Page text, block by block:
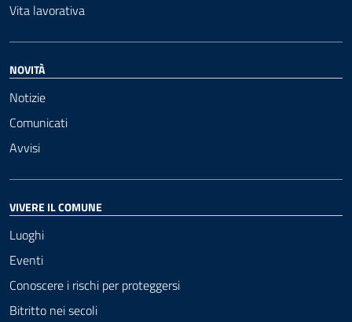
Vita lavorativa
NOVITÀ
Notizie
Comunicati
Avvisi
VIVERE IL COMUNE
Luoghi
Eventi
Conoscere i rischi per proteggersi
Bitritto nei secoli